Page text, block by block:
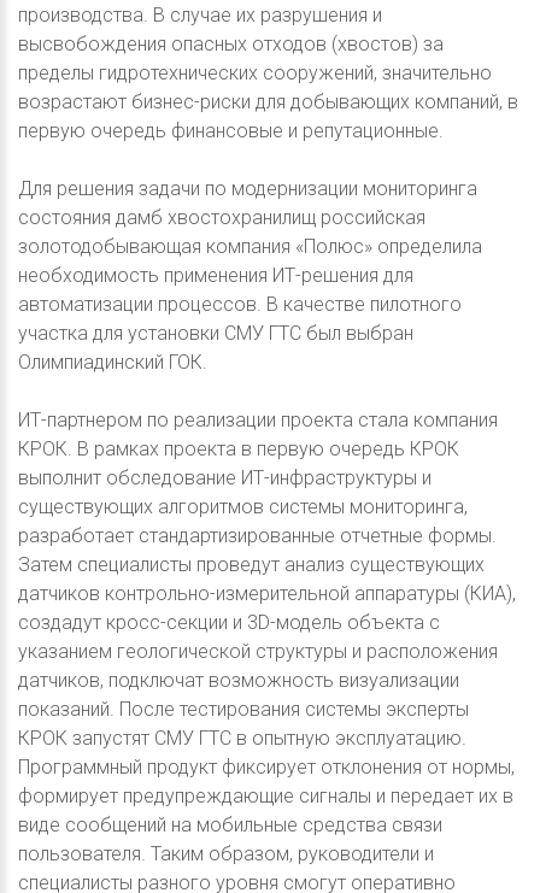
производства. В случае их разрушения и
высвобождения опасных отходов (хвостов) за
пределы гидротехнических сооружений, значительно
возрастают бизнес-риски для добывающих компаний, в
первую очередь финансовые и репутационные.
Для решения задачи по модернизации мониторинга
состояния дамб хвостохранилищ российская
золотодобывающая компания «Полюс» определила
необходимость применения ИТ-решения для
автоматизации процессов. В качестве пилотного
участка для установки СМУ ГТС был выбран
Олимпиадинский ГОК.
ИТ-партнером по реализации проекта стала компания
КРОК. В рамках проекта в первую очередь КРОК
выполнит обследование ИТ-инфраструктуры и
существующих алгоритмов системы мониторинга,
разработает стандартизированные отчетные формы.
Затем специалисты проведут анализ существующих
датчиков контрольно-измерительной аппаратуры (КИА),
создадут кросс-секции и 3D-модель объекта с
указанием геологической структуры и расположения
датчиков, подключат возможность визуализации
показаний. После тестирования системы эксперты
КРОК запустят СМУ ГТС в опытную эксплуатацию.
Программный продукт фиксирует отклонения от нормы,
формирует предупреждающие сигналы и передает их в
виде сообщений на мобильные средства связи
пользователя. Таким образом, руководители и
специалисты разного уровня смогут оперативно